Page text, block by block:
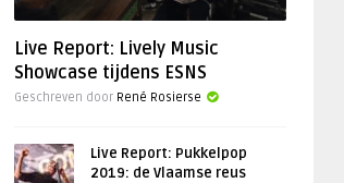
Live Report: Lively Music
Showcase tijdens ESNS
Geschreven door René Rosierse
Live Report: Pukkelpop
2019: de Vlaamse reus